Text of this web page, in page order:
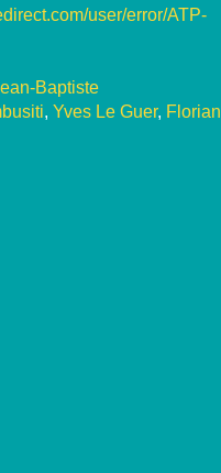
user/error/ATP-
Baptiste
,Yves Le Guer, Florian